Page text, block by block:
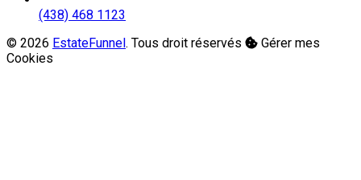
(438) 468 1123
© 2026 EstateFunnel. Tous droit réservés
Gérer mes
Cookies